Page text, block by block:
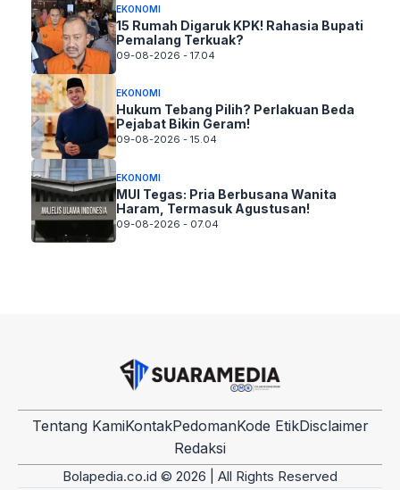
EKONOMI
15 Rumah Digaruk KPK! Rahasia Bupati
Pemalang Terkuak?
09-08-2026 - 17.04
EKONOMI
Hukum Tebang Pilih? Perlakuan Beda
Pejabat Bikin Geram!
09-08-2026 - 15.04
EKONOMI
MUI Tegas: Pria Berbusana Wanita
Haram, Termasuk Agustusan!
09-08-2026 - 07.04
Tentang KamiKontakPedomanKode EtikDisclaimer
Redaksi
Bolapedia.co.id © 2026 | All Rights Reserved